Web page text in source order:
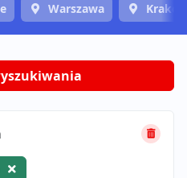
Warszawa